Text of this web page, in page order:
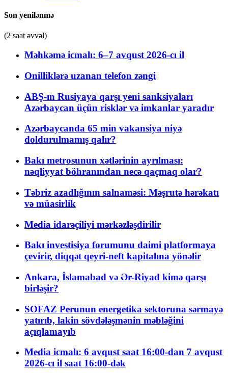
Son yenilənmə
(2 saat əvvəl)
Məhkəmə icmalı: 6–7 avqust 2026-cı il
Onilliklərə uzanan telefon zəngi
ABŞ-ın Rusiyaya qarşı yeni sanksiyaları
Azərbaycan üçün risklər və imkanlar yaradır
Azərbaycanda 65 min vakansiya niyə
doldurulmamış qalır?
Bakı metrosunun xətlərinin ayrılması:
nəqliyyat böhranından necə qaçmaq olar?
Təbriz azadlığının salnaməsi: Məşrutə hərəkatı
və müasirlik
Media idarəçiliyi mərkəzləşdirilir
Bakı investisiya forumunu daimi platformaya
çevirir, diqqət qeyri-neft kapitalına yönəlir
Ankara, İslamabad və Ər-Riyad kimə qarşı
birləşir?
SOFAZ Perunun energetika sektoruna sərmayə
yatırıb, lakin sövdələşmənin məbləğini
açıqlamayıb
Media icmalı: 6 avqust saat 16:00-dan 7 avqust
2026-cı il saat 16:00-dək